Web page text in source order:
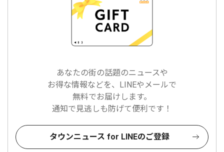
あなたの街の話題のニュースや
お得な情報などを、LINEやメールで
無料でお届けします。
通知で見逃しも防げて便利です！
タウンニュース for LINEのご登録